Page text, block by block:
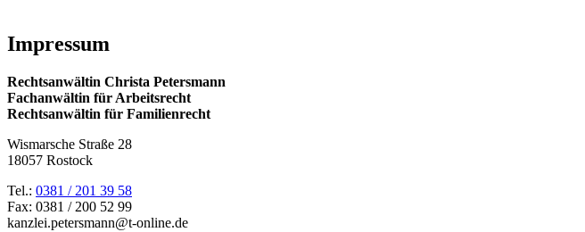
Impressum
Rechtsanwältin Christa Petersmann
Fachanwältin für Arbeitsrecht
Rechtsanwältin für Familienrecht
Wismarsche Straße 28
18057 Rostock
Tel.: 0381 / 201 39 58
Fax: 0381 / 200 52 99
kanzlei.petersmann@t-online.de